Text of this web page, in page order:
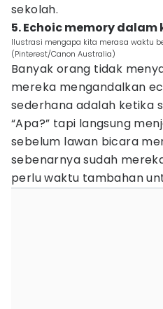
sekolah.
5. Echoic memory
Ilustrasi mengapa kita merasa waktu
(Pinterest/Canon Australia)
Banyak orang tidak
mereka mengandalkan
sederhana adalah ketika
“Apa?” tapi langsung
sebelum lawan bicara
sebenarnya sudah
perlu waktu tambahan